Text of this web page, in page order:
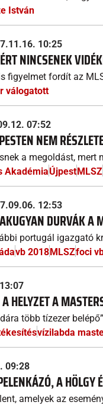
István
10:25
NINCSENEK
figyelmet fordít az
válogatott
07:52
NEM
a megoldást,
AkadémiaÚjpestMLSZ
12:53
DURVÁK A
portugál igazgató
vb 2018MLSZfoci
HELYZET A
több tízezer
vízilabda
09:28
A HÖLGY
amelyek az